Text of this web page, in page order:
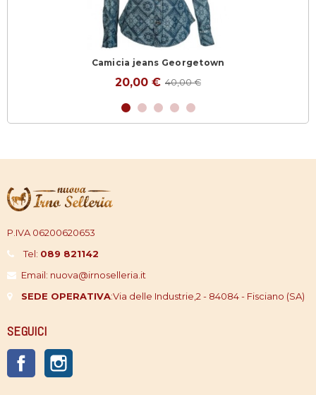
Camicia jeans Georgetown
20,00 € 40,00 €
P.IVA 06200620653
Tel: 089 821142
Email: nuova@irnoselleria.it
SEDE OPERATIVA:Via delle Industrie,2 - 84084 - Fisciano (SA)
SEGUICI
Facebook